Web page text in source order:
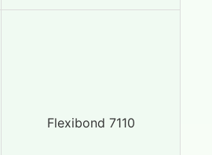
Flexibond 7110